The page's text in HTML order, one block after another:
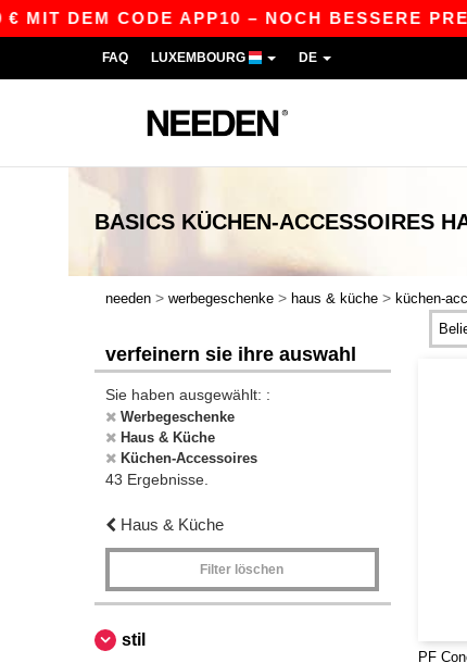
CODE APP10 – NOCH BESSERE PREISE IN
FAQ LUXEMBOURG DE
BASICS KÜCHEN-ACCESSOIRES
needen > werbegeschenke > haus & küche > küchen-
verfeinern sie ihre auswahl
Sie haben ausgewählt: :
Werbegeschenke
Haus & Küche
Küchen-Accessoires
43 Ergebnisse.
Haus & Küche
Filter löschen
stil
PF